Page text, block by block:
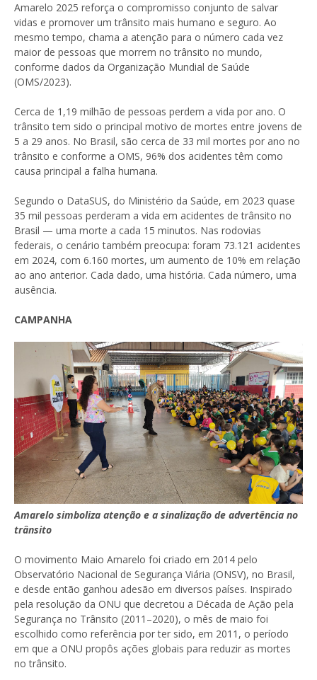
Amarelo 2025 reforça o compromisso conjunto de salvar
vidas e promover um trânsito mais humano e seguro. Ao
mesmo tempo, chama a atenção para o número cada vez
maior de pessoas que morrem no trânsito no mundo,
conforme dados da Organização Mundial de Saúde
(OMS/2023).
Cerca de 1,19 milhão de pessoas perdem a vida por ano. O
trânsito tem sido o principal motivo de mortes entre jovens de
5 a 29 anos. No Brasil, são cerca de 33 mil mortes por ano no
trânsito e conforme a OMS, 96% dos acidentes têm como
causa principal a falha humana.
Segundo o DataSUS, do Ministério da Saúde, em 2023 quase
35 mil pessoas perderam a vida em acidentes de trânsito no
Brasil — uma morte a cada 15 minutos. Nas rodovias
federais, o cenário também preocupa: foram 73.121 acidentes
em 2024, com 6.160 mortes, um aumento de 10% em relação
ao ano anterior. Cada dado, uma história. Cada número, uma
ausência.
CAMPANHA
Amarelo simboliza atenção e a sinalização de advertência no
trânsito
O movimento Maio Amarelo foi criado em 2014 pelo
Observatório Nacional de Segurança Viária (ONSV), no Brasil,
e desde então ganhou adesão em diversos países. Inspirado
pela resolução da ONU que decretou a Década de Ação pela
Segurança no Trânsito (2011–2020), o mês de maio foi
escolhido como referência por ter sido, em 2011, o período
em que a ONU propôs ações globais para reduzir as mortes
no trânsito.